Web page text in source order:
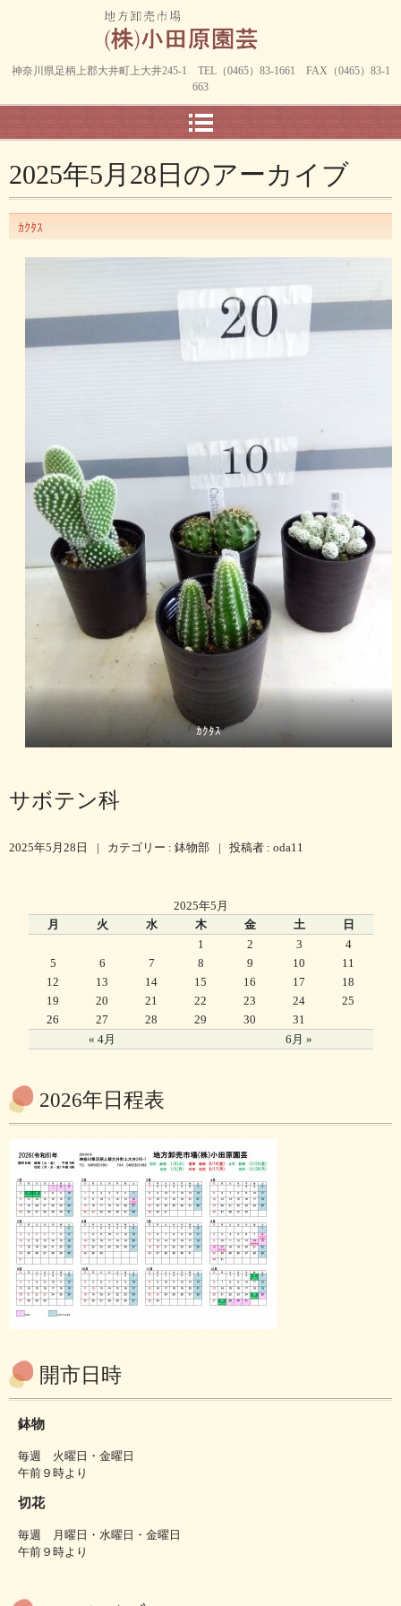
神奈川県足柄上郡大井町上大井245-1 TEL（0465）83-1661 FAX（0465）83-1
663
2025年5月28日 のアーカイブ
ｶｸﾀｽ
ｶｸﾀｽ
サボテン科
2025年5月28日 | カテゴリー : 鉢物部 | 投稿者 : oda11
2025年5月
月
火 水 木 金 土 日
« 4月 6月 »
1 2 3
4
5
6 7 8 9 10
11
12
13 14 15 16 17
18
19
20 21 22 23 24
25
26
27 28 29 30 31
2026年日程表
開市日時
鉢物
毎週 火曜日・金曜日
午前９時より
切花
毎週 月曜日・水曜日・金曜日
午前９時より